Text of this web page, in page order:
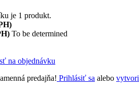
je 1 produkt.
To be determined
na objednávku
predajňa! Prihlásiť sa alebo